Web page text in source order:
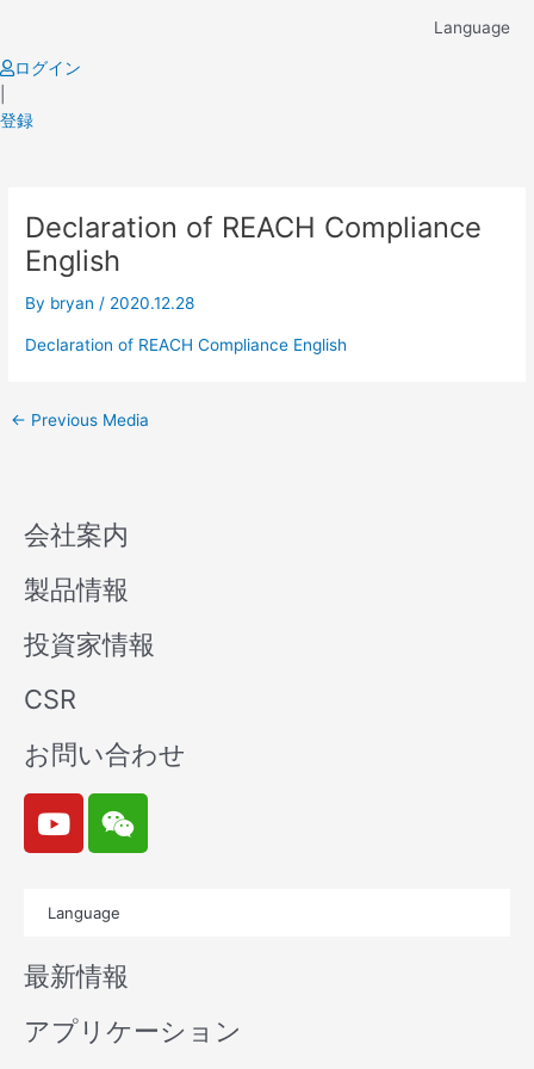
content
Language
ログイン
登録
Declaration of REACH Compliance
English
By bryan / 2020.12.28
Declaration of REACH Compliance English
navigation
← Previous Media
会社案内
製品情報
投資家情報
CSR
お問い合わせ
Y
o
u
b
e
W
e
i
n
Language
最新情報
アプリケーション